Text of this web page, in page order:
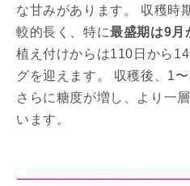
な甘みがあります。 収穫時
較的長く、特に最盛期は9月
植え付けからは110日から
グを迎えます。 収穫後、1
さらに糖度が増し、より一
います。